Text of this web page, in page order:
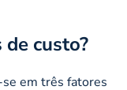
custo?
se em três fatores